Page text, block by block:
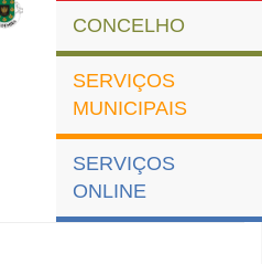
CONCELHO
SERVIÇOS
MUNICIPAIS
SERVIÇOS
ONLINE